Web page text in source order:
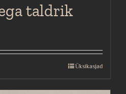
taldrik
Üksikasjad